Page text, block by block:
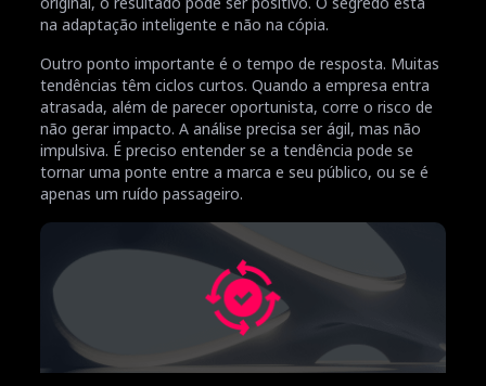
na adaptação inteligente e não na cópia.
Outro ponto importante é o tempo de resposta. Muitas
tendências têm ciclos curtos. Quando a empresa entra
atrasada, além de parecer oportunista, corre o risco de
não gerar impacto. A análise precisa ser ágil, mas não
impulsiva. É preciso entender se a tendência pode se
tornar uma ponte entre a marca e seu público, ou se é
apenas um ruído passageiro.